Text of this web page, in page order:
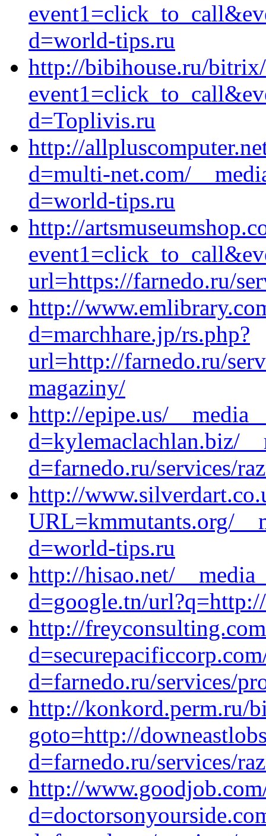
d=world-tips.ru
http://bibihouse.ru/
d=Toplivis.ru
http://
d=multi-net.com/
d=world-tips.ru
http://
url=https://farnedo.ru/
http://
d=marchhare.jp/rs.php?
url=http://farnedo.ru/
magaziny/
http://epipe.us/
d=kylemaclachlan.biz/
d=farnedo.ru/services/
http://
URL=kmmutants.org/
d=world-tips.ru
http://hisao.net/
d=google.tn/
http://
d=farnedo.ru/services/
http://konkord.perm.ru/
goto=http://
d=farnedo.ru/services/
http://